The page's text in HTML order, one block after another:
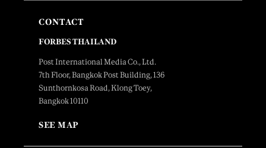
CONTACT
FORBES THAILAND
Post International Media Co., Ltd.
7th Floor, Bangkok Post Building, 136
Sunthornkosa Road, Klong Toey,
Bangkok 10110
SEE MAP